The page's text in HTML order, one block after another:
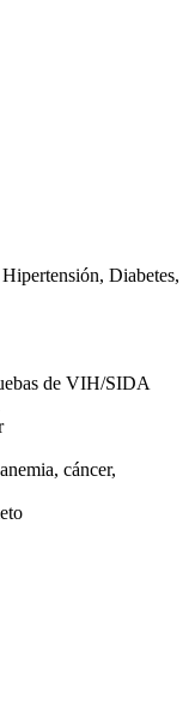
Diabetes,
de VIH/SIDA
cáncer,